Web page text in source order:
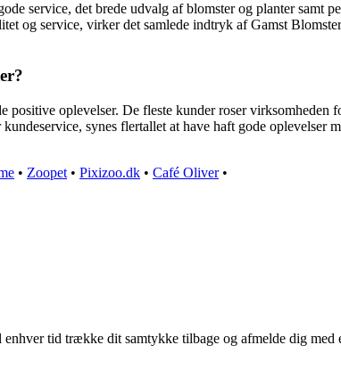
service, det brede udvalg af blomster og planter samt
og service, virker det samlede indtryk af Gamst
oplevelser. De fleste kunder roser virksomheden
synes flertallet at have haft gode oplevelser
• Zoopet • Pixizoo.dk • Café Oliver•
tid trække dit samtykke tilbage og afmelde dig med